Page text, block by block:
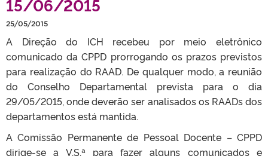
15/06/2015
25/05/2015
A Direção do ICH recebeu por meio eletrônico
comunicado da CPPD prorrogando os prazos previstos
para realização do RAAD. De qualquer modo, a reunião
do Conselho Departamental prevista para o dia
29/05/2015, onde deverão ser analisados os RAADs dos
departamentos está mantida.
A Comissão Permanente de Pessoal Docente – CPPD
dirige-se a V.S.ª para fazer alguns comunicados e